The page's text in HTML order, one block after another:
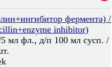
фермента) /
inhibitor)
мл фл., д/п 100 мл сусп. /